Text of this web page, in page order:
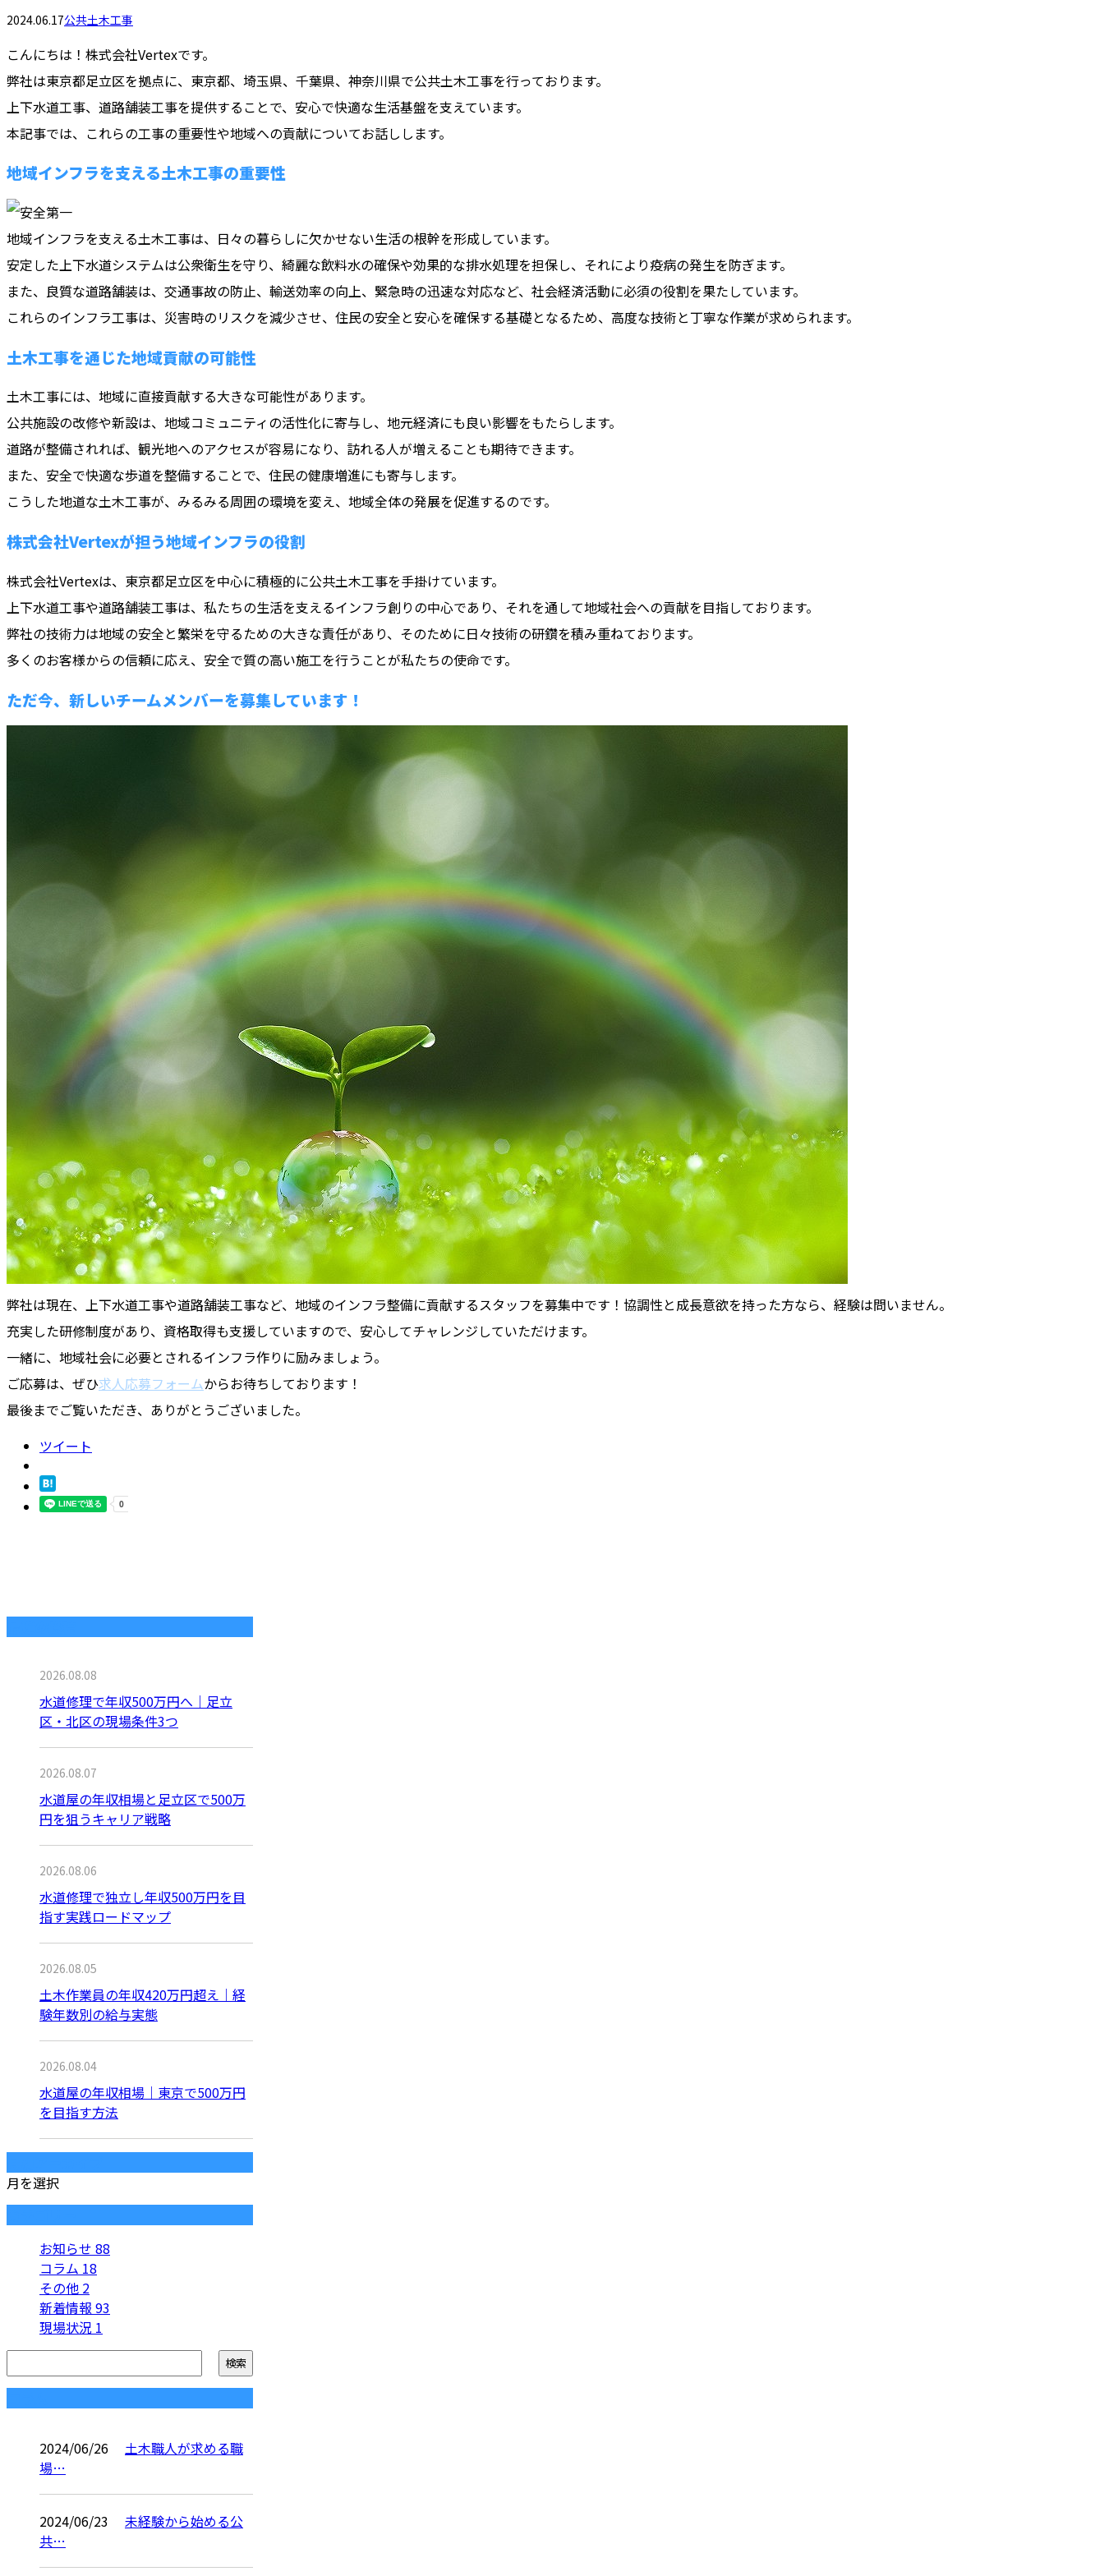
2024.06.17公共土木工事
こんにちは！株式会社Vertexです。
弊社は東京都足立区を拠点に、東京都、埼玉県、千葉県、神奈川県で公共土木工事を行っております。
上下水道工事、道路舗装工事を提供することで、安心で快適な生活基盤を支えています。
本記事では、これらの工事の重要性や地域への貢献についてお話しします。
地域インフラを支える土木工事の重要性
地域インフラを支える土木工事は、日々の暮らしに欠かせない生活の根幹を形成しています。
安定した上下水道システムは公衆衛生を守り、綺麗な飲料水の確保や効果的な排水処理を担保し、それにより疫病の発生を防ぎます。
また、良質な道路舗装は、交通事故の防止、輸送効率の向上、緊急時の迅速な対応など、社会経済活動に必須の役割を果たしています。
これらのインフラ工事は、災害時のリスクを減少させ、住民の安全と安心を確保する基礎となるため、高度な技術と丁寧な作業が求められます。
土木工事を通じた地域貢献の可能性
土木工事には、地域に直接貢献する大きな可能性があります。
公共施設の改修や新設は、地域コミュニティの活性化に寄与し、地元経済にも良い影響をもたらします。
道路が整備されれば、観光地へのアクセスが容易になり、訪れる人が増えることも期待できます。
また、安全で快適な歩道を整備することで、住民の健康増進にも寄与します。
こうした地道な土木工事が、みるみる周囲の環境を変え、地域全体の発展を促進するのです。
株式会社Vertexが担う地域インフラの役割
株式会社Vertexは、東京都足立区を中心に積極的に公共土木工事を手掛けています。
上下水道工事や道路舗装工事は、私たちの生活を支えるインフラ創りの中心であり、それを通して地域社会への貢献を目指しております。
弊社の技術力は地域の安全と繁栄を守るための大きな責任があり、そのために日々技術の研鑽を積み重ねております。
多くのお客様からの信頼に応え、安全で質の高い施工を行うことが私たちの使命です。
ただ今、新しいチームメンバーを募集しています！
弊社は現在、上下水道工事や道路舗装工事など、地域のインフラ整備に貢献するスタッフを募集中です！協調性と成長意欲を持った方なら、経験は問いません。
充実した研修制度があり、資格取得も支援していますので、安心してチャレンジしていただけます。
一緒に、地域社会に必要とされるインフラ作りに励みましょう。
ご応募は、ぜひ求人応募フォームからお待ちしております！
最後までご覧いただき、ありがとうございました。
ツイート
2026.08.08
水道修理で年収500万円へ｜足立
区・北区の現場条件3つ
2026.08.07
水道屋の年収相場と足立区で500万
円を狙うキャリア戦略
2026.08.06
水道修理で独立し年収500万円を目
指す実践ロードマップ
2026.08.05
土木作業員の年収420万円超え｜経
験年数別の給与実態
2026.08.04
水道屋の年収相場｜東京で500万円
を目指す方法
月を選択
お知らせ 88
コラム 18
その他 2
新着情報 93
現場状況 1
2024/06/26
土木職人が求める職
場…
2024/06/23
未経験から始める公
共…